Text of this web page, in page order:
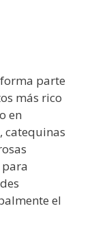
parte
más rico
en
catequinas
el